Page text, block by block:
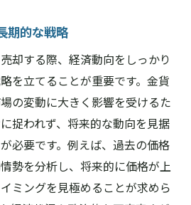
期的な戦略
却する際、経済動向をしっかり
を立てることが重要です。金貨
の変動に大きく影響を受けるた
捉われず、将来的な動向を見据
必要です。例えば、過去の価格
勢を分析し、将来的に価格が上
ミングを見極めることが求めら